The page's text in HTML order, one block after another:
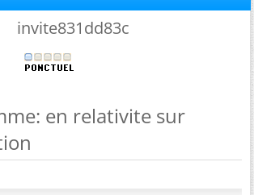
invite831dd83c
en relativite sur